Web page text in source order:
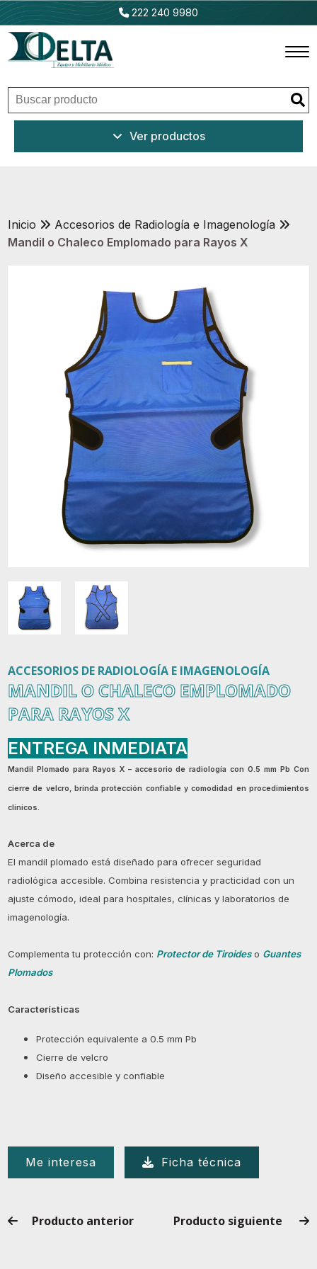
222 240 9980
Inicio
Outlet
Ver productos
Inicio
Accesorios de Radiología e Imagenología
Mandil o Chaleco Emplomado para Rayos X
ACCESORIOS DE RADIOLOGÍA E IMAGENOLOGÍA
MANDIL O CHALECO EMPLOMADO
PARA RAYOS X
ENTREGA INMEDIATA
Mandil Plomado para Rayos X– accesorio de radiología con0.5 mm Pb Con
cierre de velcro, brinda protección confiable y comodidad en procedimientos
clínicos.
Acerca de
El mandil plomado está diseñado para ofrecer seguridad
radiológica accesible. Combina resistencia y practicidad con un
ajuste cómodo, ideal para hospitales, clínicas y laboratorios de
imagenología.
Complementa tu protección con: Protector de Tiroides o Guantes
Plomados
Características
Protección equivalente a 0.5 mm Pb
Cierre de velcro
Diseño accesible y confiable
Me interesa Ficha técnica
Producto anterior Producto siguiente